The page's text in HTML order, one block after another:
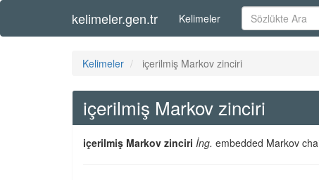
kelimeler.gen.tr Kelimeler
Kelimeler içerilmiş Markov zinciri
içerilmiş Markov zinciri
içerilmiş Markov zinciri İng. embedded Markov